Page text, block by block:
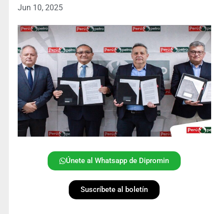
Jun 10, 2025
Únete al Whatsapp de Dipromin
Suscríbete al boletín